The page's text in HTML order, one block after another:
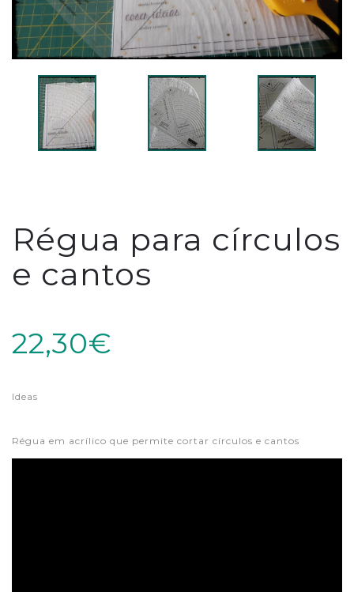
Régua para círculos
e cantos
22,30€
Ideas
Régua em acrílico que permite cortar círculos e cantos